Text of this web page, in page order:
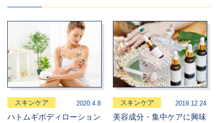
スキンケア 2020.4.8
ハトムギボディローション
スキンケア 2019.12.24
美容成分・集中ケアに興味